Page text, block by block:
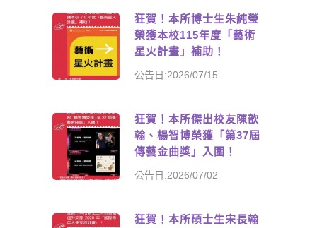
狂賀！本所博士生朱純瑩
榮獲本校115年度「藝術
星火計畫」補助！
公告日:2026/07/15
狂賀！本所傑出校友陳歆
翰、楊智博榮獲「第37屆
傳藝金曲獎」入圍！
公告日:2026/07/02
狂賀！本所碩士生宋長翰